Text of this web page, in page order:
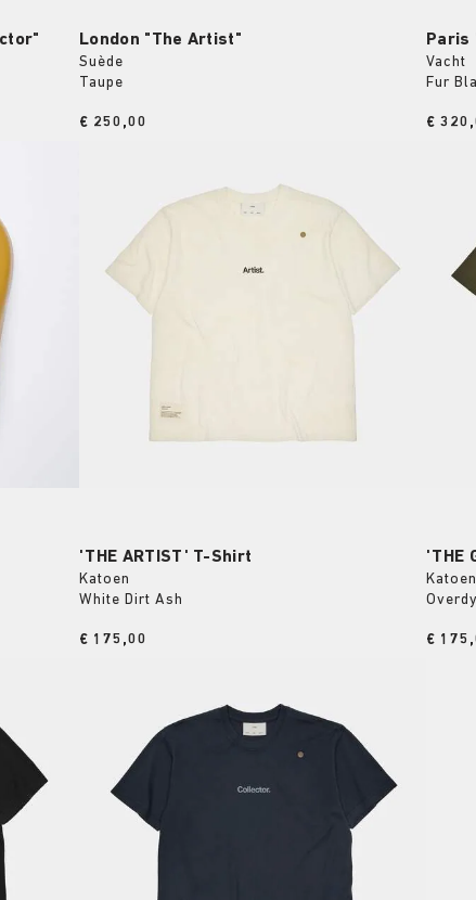
London "The Artist"
Suède
Taupe
Price:
€ 250,00
Paris
Vacht
Fur
Price:
€
'THE ARTIST' T-Shirt
Katoen
White Dirt Ash
Price:
€ 175,00
'THE
Katoen
Price:
€